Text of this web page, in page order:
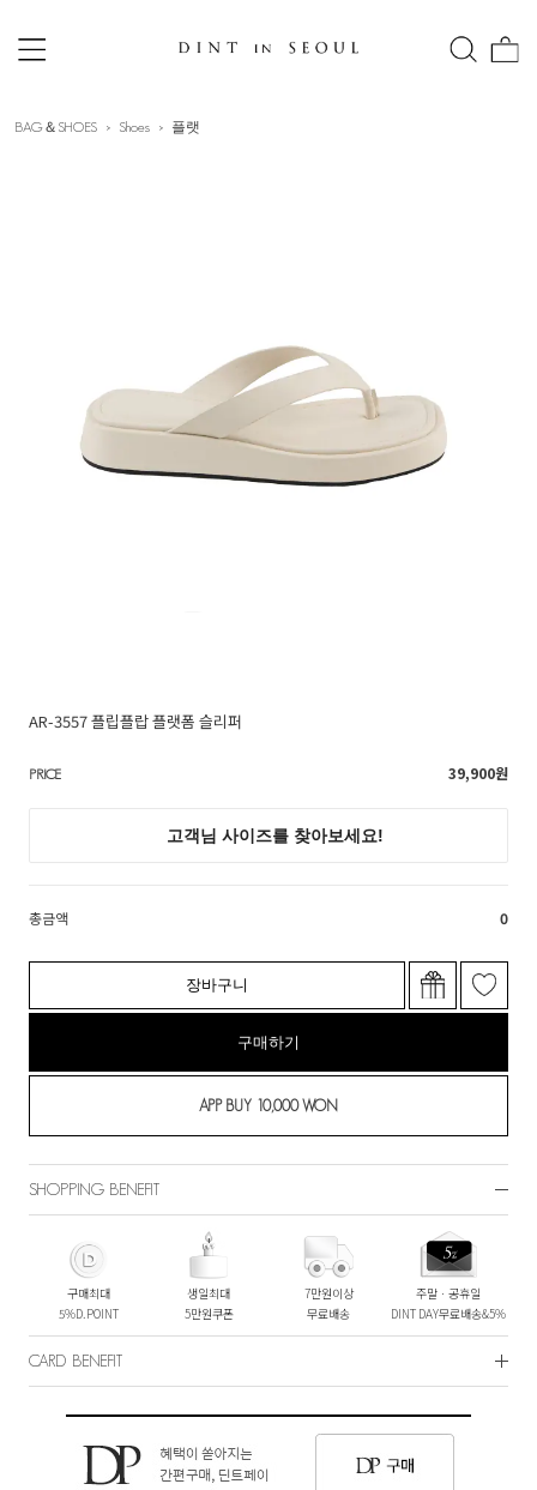
BAG＆SHOES Shoes 플랫
AR-3557 플립플랍 플랫폼 슬리퍼
PRICE 39,900원
총금액 0
장바구니
구매하기
SHOPPING BENEFIT
구매최대
5%D.POINT
생일최대
5만원쿠폰
7만원이상
무료배송
주말ㆍ공휴일
DINT DAY무료배송&5%
CARD BENEFIT